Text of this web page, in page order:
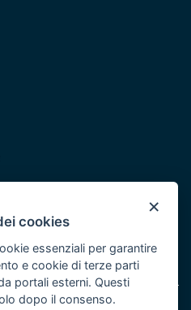
del POR Puglia 2014/2020 -
×
cookies
essenziali per garantire
e cookie di terze parti
portali esterni. Questi
dopo il consenso.